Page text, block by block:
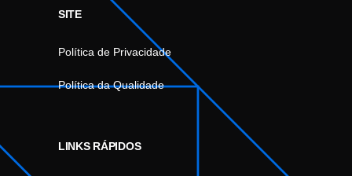
SITE
Política de Privacidade
Política da Qualidade
LINKS RÁPIDOS